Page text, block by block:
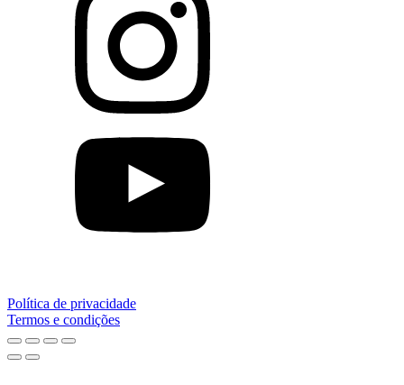
Política de privacidade
Termos e condições